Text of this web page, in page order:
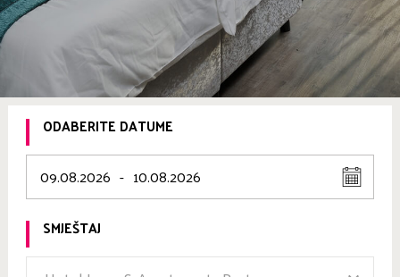
ODABERITE DATUME
09.08.2026 - 10.08.2026
SMJEŠTAJ